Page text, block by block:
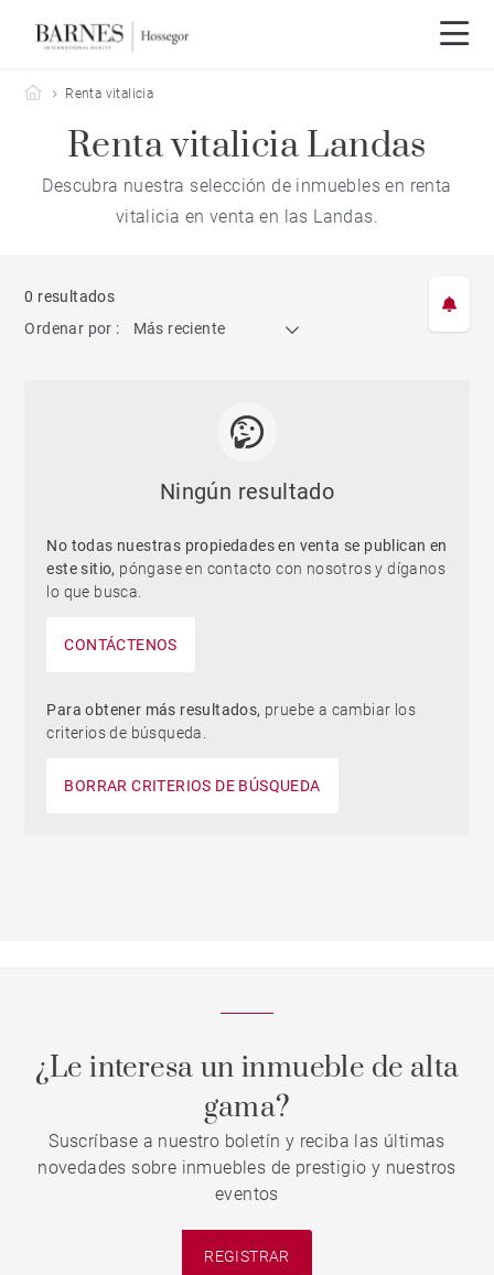
Barnes Hossegor
Renta vitalicia
Renta vitalicia Landas
Descubra nuestra selección de inmuebles en renta
vitalicia en venta en las Landas.
0 resultados
Ordenar por :
Más reciente
Ningún resultado
No todas nuestras propiedades en venta se publican en
este sitio, póngase en contacto con nosotros y díganos
lo que busca.
CONTÁCTENOS
Para obtener más resultados, pruebe a cambiar los
criterios de búsqueda.
BORRAR CRITERIOS DE BÚSQUEDA
¿Le interesa un inmueble de alta
gama?
Suscríbase a nuestro boletín y reciba las últimas
novedades sobre inmuebles de prestigio y nuestros
eventos
REGISTRAR